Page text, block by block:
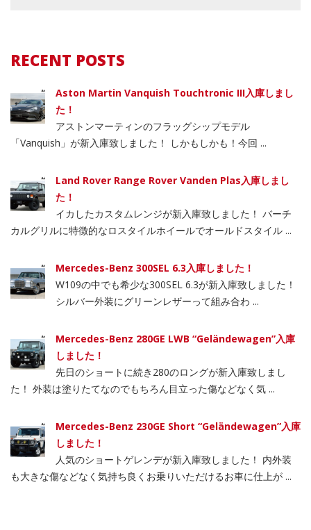
RECENT POSTS
Aston Martin Vanquish Touchtronic III入庫しまし
た！
アストンマーティンのフラッグシップモデル
「Vanquish」が新入庫致しました！ しかもしかも！今回 ...
Land Rover Range Rover Vanden Plas入庫しまし
た！
イカしたカスタムレンジが新入庫致しました！ バーチ
カルグリルに特徴的なロスタイルホイールでオールドスタイル ...
Mercedes-Benz 300SEL 6.3入庫しました！
W109の中でも希少な300SEL 6.3が新入庫致しました！
シルバー外装にグリーンレザーって組み合わ ...
Mercedes-Benz 280GE LWB “Geländewagen”入庫
しました！
先日のショートに続き280のロングが新入庫致しまし
た！ 外装は塗りたてなのでもちろん目立った傷などなく気 ...
Mercedes-Benz 230GE Short “Geländewagen”入庫
しました！
人気のショートゲレンデが新入庫致しました！ 内外装
も大きな傷などなく気持ち良くお乗りいただけるお車に仕上が ...